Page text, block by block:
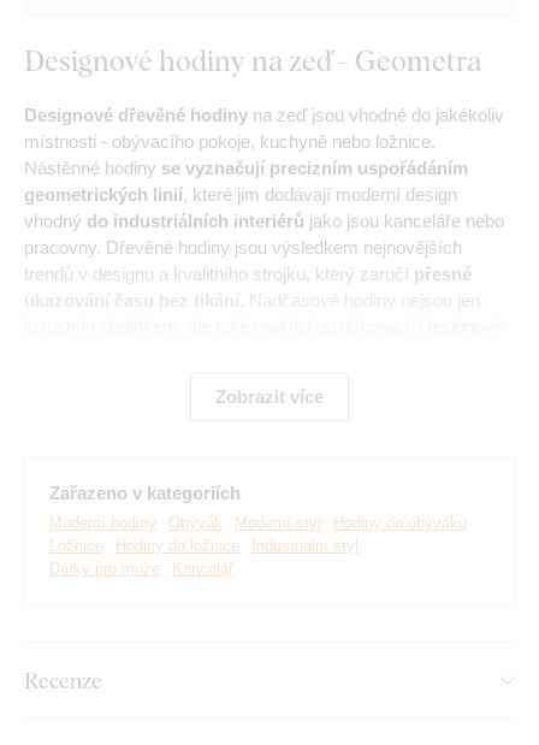
Designové hodiny na zeď - Geometra
Designové dřevěné hodiny na zeď jsou vhodné do jakékoliv
místnosti - obývacího pokoje, kuchyně nebo ložnice.
Nástěnné hodiny se vyznačují precizním uspořádáním
geometrických linií, které jim dodávají moderní design
vhodný do industriálních interiérů jako jsou kanceláře nebo
pracovny. Dřevěné hodiny jsou výsledkem nejnovějších
trendů v designu a kvalitního strojku, který zaručí přesné
ukazování času bez tikání.
Nadčasové hodiny nejsou jen
Hodiny slouží jako designový doplněk
Vhodné na zeď do moderního interiéru
Luxusní provedení nástěnných hodin
Zobrazit více
Zařazeno v kategoriích
Moderní hodiny Obývák Moderní styl
Hodiny do obýváku
Ložnice
Hodiny do ložnice
Industriální styl
Dárky pro muže
Kancelář
Recenze